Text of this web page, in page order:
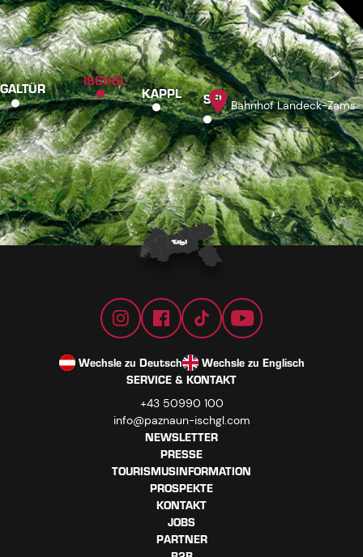
GALTÜR ISCHGL
KAPPL SEE Bahnhof Landeck-Zams
Wechsle zu Deutsch
Wechsle zu Englisch
SERVICE & KONTAKT
+43 50990 100
info@paznaun-ischgl.com
NEWSLETTER
PRESSE
TOURISMUSINFORMATION
PROSPEKTE
KONTAKT
JOBS
PARTNER